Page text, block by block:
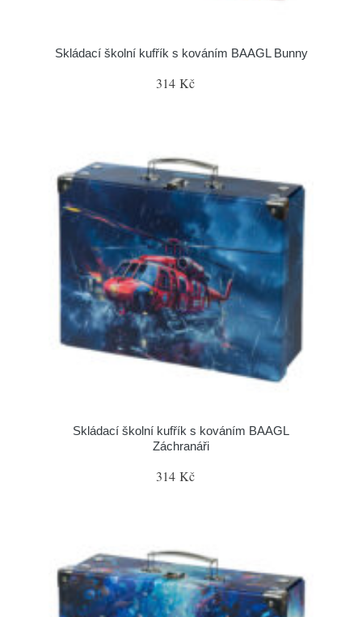
Skládací školní kufřík s kováním BAAGL Bunny
314 Kč
Skládací školní kufřík s kováním BAAGL
Záchranáři
314 Kč